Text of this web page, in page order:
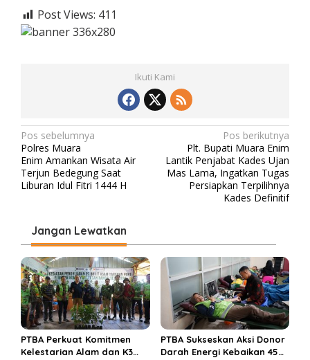
Post Views: 411
Ikuti Kami
N
a
v
i
a
s
i
p
o
s
Pos sebelumnya
Polres Muara
Enim Amankan Wisata Air
Terjun Bedegung Saat
Liburan Idul Fitri 1444 H
Pos berikutnya
Plt. Bupati Muara Enim
Lantik Penjabat Kades Ujan
Mas Lama, Ingatkan Tugas
Persiapkan Terpilihnya
Kades Definitif
Jangan Lewatkan
PTBA Perkuat Komitmen
Kelestarian Alam dan K3
PTBA Sukseskan Aksi Donor
Darah Energi Kebaikan 45